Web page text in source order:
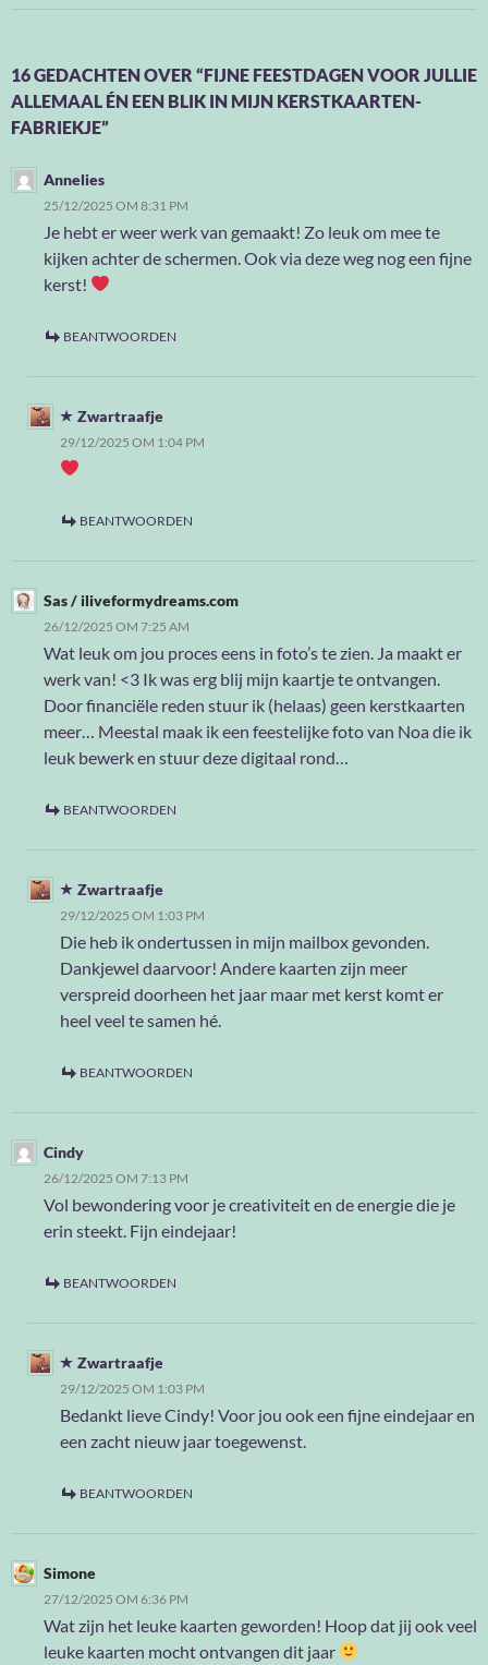
16 GEDACHTEN OVER “FIJNE FEESTDAGEN VOOR JULLIE
ALLEMAAL ÉN EEN BLIK IN MIJN KERSTKAARTEN-
FABRIEKJE”
Annelies
25/12/2025 OM 8:31 PM
Je hebt er weer werk van gemaakt! Zo leuk om mee te
kijken achter de schermen. Ook via deze weg nog een fijne
kerst!
BEANTWOORDEN
Zwartraafje
29/12/2025 OM 1:04 PM
BEANTWOORDEN
Sas / iliveformydreams.com
26/12/2025 OM 7:25 AM
Wat leuk om jou proces eens in foto’s te zien. Ja maakt er
werk van! <3 Ik was erg blij mijn kaartje te ontvangen.
Door financiële reden stuur ik (helaas) geen kerstkaarten
meer… Meestal maak ik een feestelijke foto van Noa die ik
leuk bewerk en stuur deze digitaal rond…
BEANTWOORDEN
Zwartraafje
29/12/2025 OM 1:03 PM
Die heb ik ondertussen in mijn mailbox gevonden.
Dankjewel daarvoor! Andere kaarten zijn meer
verspreid doorheen het jaar maar met kerst komt er
heel veel te samen hé.
BEANTWOORDEN
Cindy
26/12/2025 OM 7:13 PM
Vol bewondering voor je creativiteit en de energie die je
erin steekt. Fijn eindejaar!
BEANTWOORDEN
Zwartraafje
29/12/2025 OM 1:03 PM
Bedankt lieve Cindy! Voor jou ook een fijne eindejaar en
een zacht nieuw jaar toegewenst.
BEANTWOORDEN
Simone
27/12/2025 OM 6:36 PM
Wat zijn het leuke kaarten geworden! Hoop dat jij ook veel
leuke kaarten mocht ontvangen dit jaar